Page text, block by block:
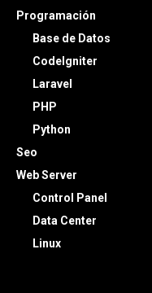
Programación
Base de Datos
CodeIgniter
Laravel
PHP
Python
Seo
Web Server
Control Panel
Data Center
Linux